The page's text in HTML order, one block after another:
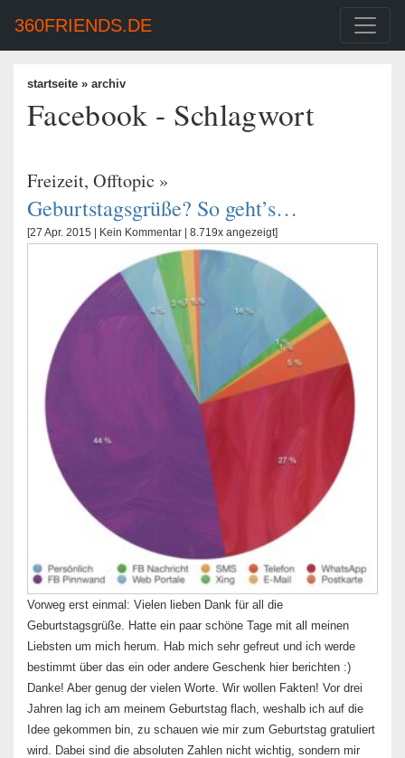
360FRIENDS.DE
startseite » archiv
Facebook - Schlagwort
Freizeit, Offtopic »
Geburtstagsgrüße? So geht’s…
[27 Apr. 2015 | Kein Kommentar | 8.719x angezeigt]
Vorweg erst einmal: Vielen lieben Dank für all die
Geburtstagsgrüße. Hatte ein paar schöne Tage mit all meinen
Liebsten um mich herum. Hab mich sehr gefreut und ich werde
bestimmt über das ein oder andere Geschenk hier berichten :)
Danke! Aber genug der vielen Worte. Wir wollen Fakten! Vor drei
Jahren lag ich am meinem Geburtstag flach, weshalb ich auf die
Idee gekommen bin, zu schauen wie mir zum Geburtstag gratuliert
wird. Dabei sind die absoluten Zahlen nicht wichtig, sondern mir